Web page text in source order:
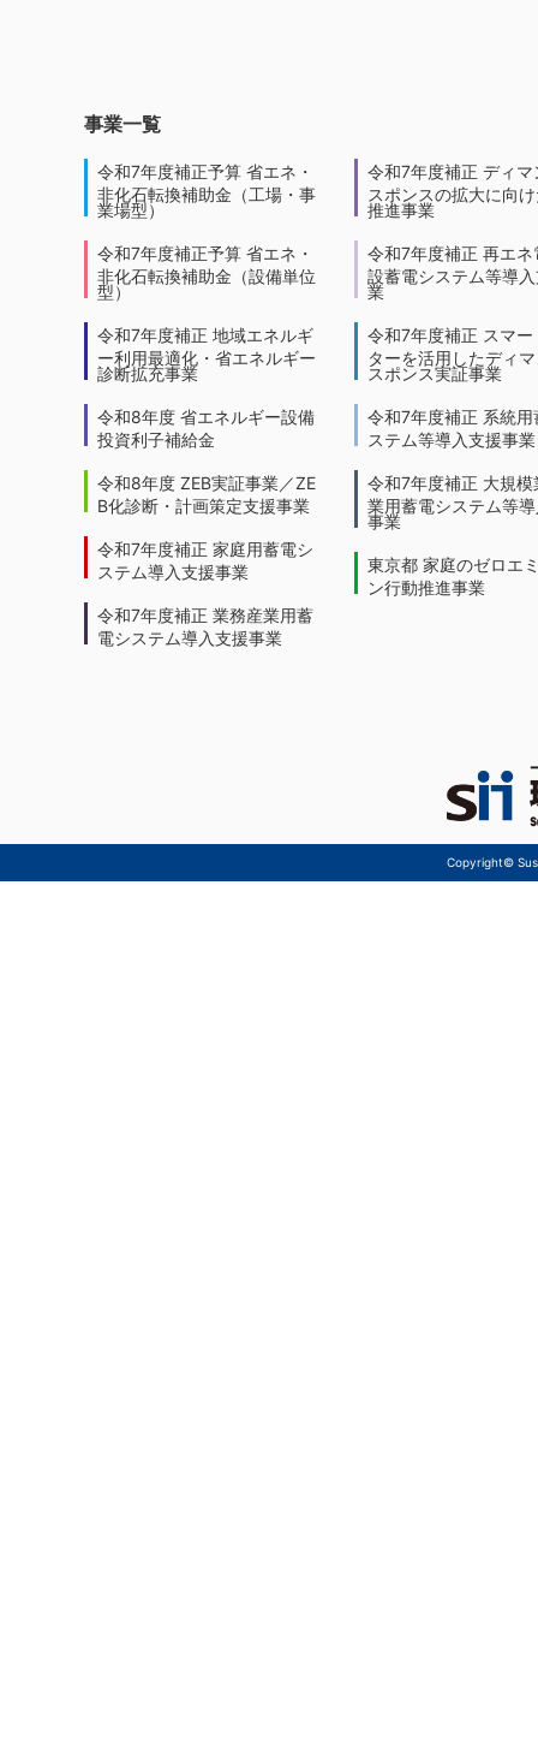
事業一覧
令和7年度補正予算 省エネ・
非化石転換補助金（工場・事
業場型）
令和7年度補正予算 省エネ・
非化石転換補助金（設備単位
型）
令和7年度補正 地域エネルギ
ー利用最適化・省エネルギー
診断拡充事業
令和8年度 省エネルギー設備
投資利子補給金
令和8年度 ZEB実証事業／ZE
B化診断・計画策定支援事業
令和7年度補正 家庭用蓄電シ
ステム導入支援事業
令和7年度補正 業務産業用蓄
電システム導入支援事業
令和7年度補正 ディマ
スポンスの拡大に向
推進事業
令和7年度補正 再エネ
設蓄電システム等導
業
令和7年度補正 スマー
ターを活用したディ
スポンス実証事業
令和7年度補正 系統用
ステム等導入支援事業
令和7年度補正 大規模
業用蓄電システム等
事業
東京都 家庭のゼロエ
ン行動推進事業
Copyright©